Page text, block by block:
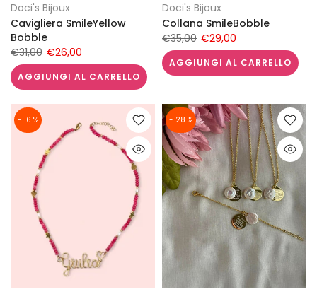
Doci's Bijoux
Cavigliera SmileYellow
Bobble
€31,00 €26,00
AGGIUNGI AL CARRELLO
Doci's Bijoux
Collana SmileBobble
€35,00 €29,00
AGGIUNGI AL CARRELLO
- 16 % - 28 %